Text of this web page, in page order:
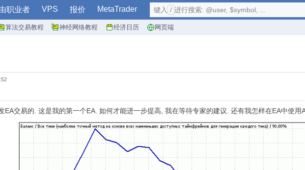
职业者 VPS 报价 MetaTrader
算法交易教程 神经网络教程 经济日历 网页端
键入 / 进行搜索: @user, $symbol, ...
EA交易的. 这是我的第一个EA. 如何才能进一步提高, 我在等待专家的建议. 还有我怎样在EA中使